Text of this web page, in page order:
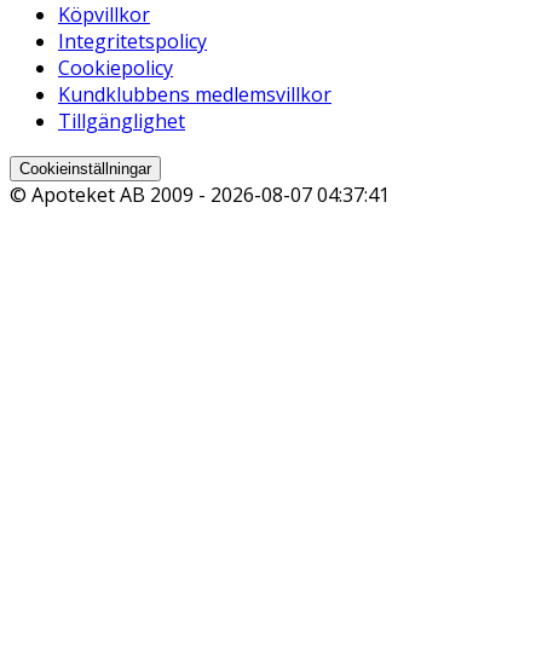
Köpvillkor
Integritetspolicy
Cookiepolicy
Kundklubbens medlemsvillkor
Tillgänglighet
Cookieinställningar
© Apoteket AB 2009 - 2026-08-07 04:37:41